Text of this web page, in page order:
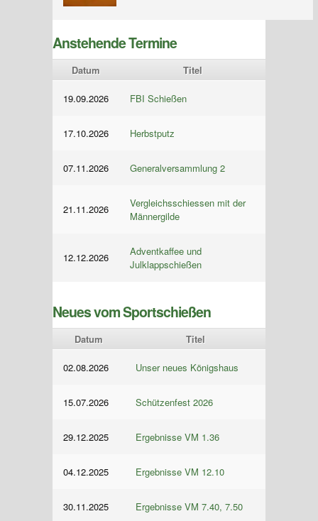
Anstehende Termine
Datum Titel
19.09.2026 FBI Schießen
17.10.2026 Herbstputz
07.11.2026 Generalversammlung 2
21.11.2026
Vergleichsschiessen mit der
Männergilde
12.12.2026
Adventkaffee und
Julklappschießen
Neues vom Sportschießen
Datum Titel
02.08.2026 Unser neues Königshaus
15.07.2026 Schützenfest 2026
29.12.2025 Ergebnisse VM 1.36
04.12.2025 Ergebnisse VM 12.10
30.11.2025 Ergebnisse VM 7.40, 7.50